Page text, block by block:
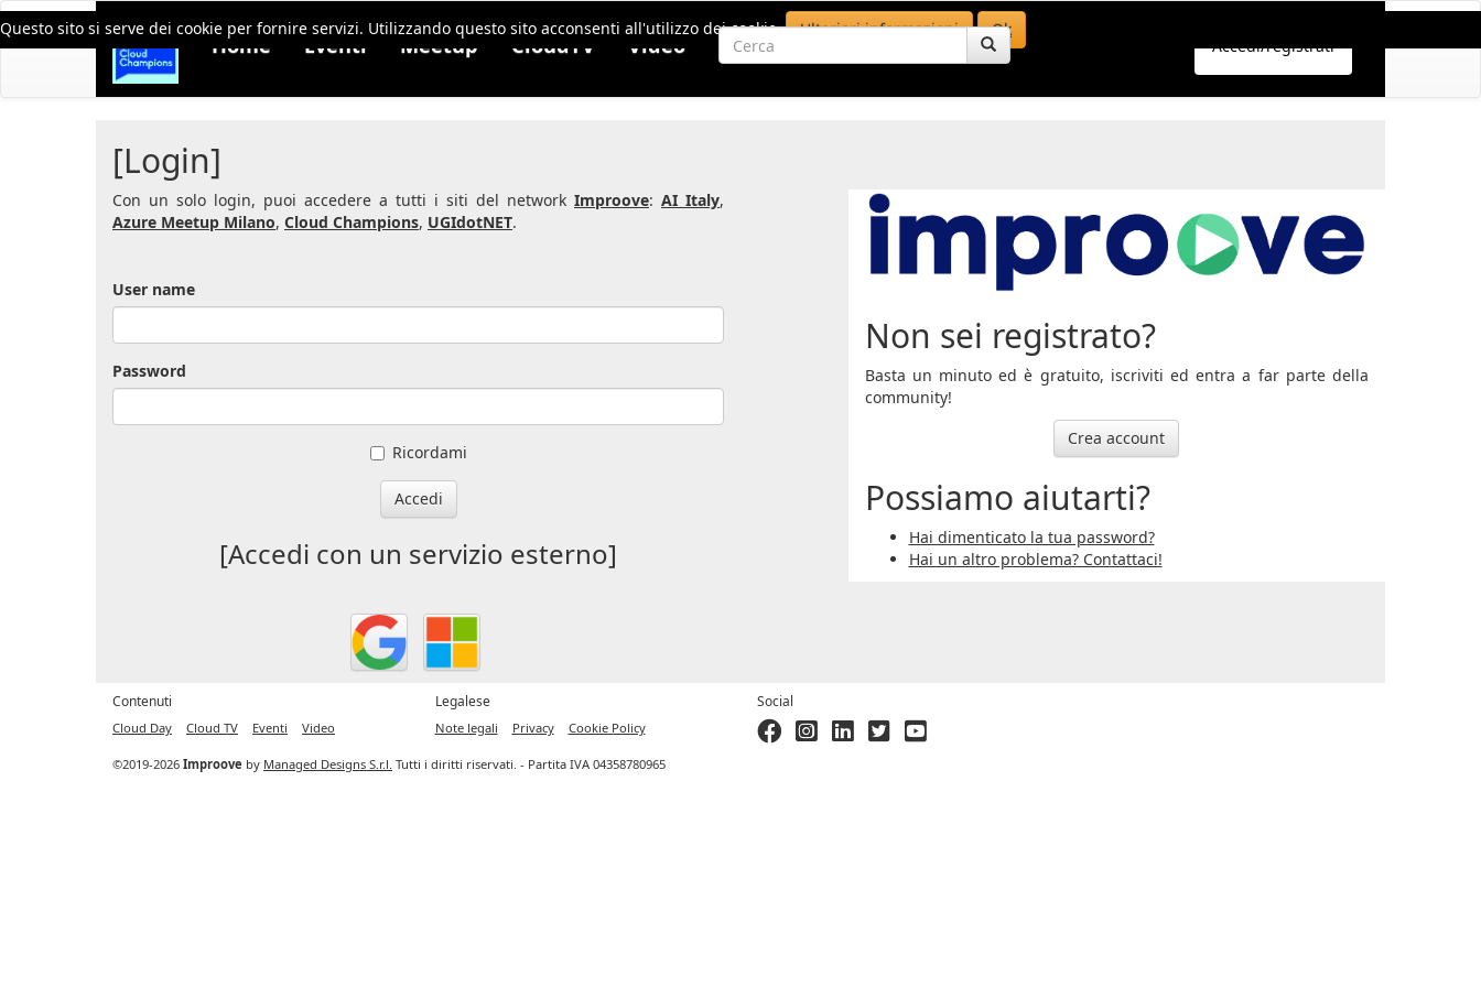
Questo sito si serve dei cookie per fornire servizi. Utilizzando questo sito acconsenti all'utilizzo dei cookie. Ulteriori informazioni Ok
Home Eventi Meetup CloudTV Video Accedi/registrati
[Login]
Con un solo login, puoi accedere a tutti i siti del network Improove: AI Italy,
Azure Meetup Milano, Cloud Champions, UGIdotNET.
User name
Password
Ricordami
Accedi
[Accedi con un servizio esterno]
Non sei registrato?
Basta un minuto ed è gratuito, iscriviti ed entra a far parte della
community!
Crea account
Possiamo aiutarti?
Hai dimenticato la tua password?
Hai un altro problema? Contattaci!
Contenuti
Cloud Day Cloud TV Eventi Video
Legalese
Note legali Privacy Cookie Policy
Social
©2019-2026 Improove by Managed Designs S.r.l. Tutti i diritti riservati. - Partita IVA 04358780965